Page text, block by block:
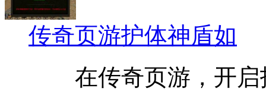
传奇页游护体神盾如
在传奇页游，开启